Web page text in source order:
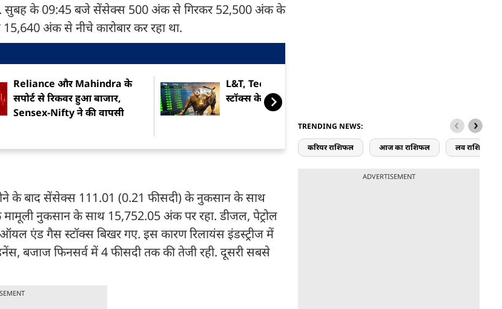
सुबह के 09:45 बजे सेंसेक्स 500 अंक से गिरकर 52,500 अंक के
अंक से नीचे कारोबार कर रहा था.
Reliance और Mahindra के
सपोर्ट से रिकवर हुआ बाजार,
Sensex-Nifty ने की वापसी
L&T, Tech Mahindra समेत IT
स्टॉक्स के दम पर चढ़ा बाजार
होने के बाद सेंसेक्स 111.01 (0.21 फीसदी) के नुकसान के साथ
नुकसान के साथ 15,752.05 अंक पर रहा. डीजल, पेट्रोल
एंड गैस स्टॉक्स बिखर गए. इस कारण रिलायंस इंडस्ट्रीज में
बजाज फिनसर्व में 4 फीसदी तक की तेजी रही. दूसरी सबसे
TRENDING NEWS:
करियर राशिफल आज का राशिफल लव राशिफल
ADVERTISEMENT